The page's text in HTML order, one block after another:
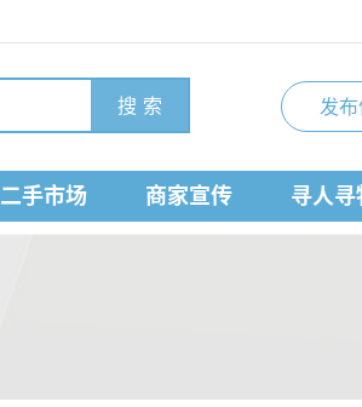
搜 索 发
二手市场 商家宣传 寻人寻